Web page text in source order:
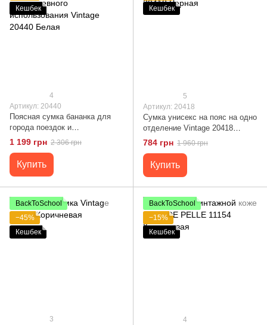
Кешбек
4
Артикул: 20440
Поясная сумка бананка для
города поездок и
повседневного использования
Vintage 20440 Белая
1 199 грн 2 306 грн
Купить
Кешбек
5
Артикул: 20418
Сумка унисекс на пояс на одно
отделение Vintage 20418
Черная
784 грн 1 960 грн
Купить
BackToSchool
−45%
Кешбек
3
BackToSchool
−15%
Кешбек
4